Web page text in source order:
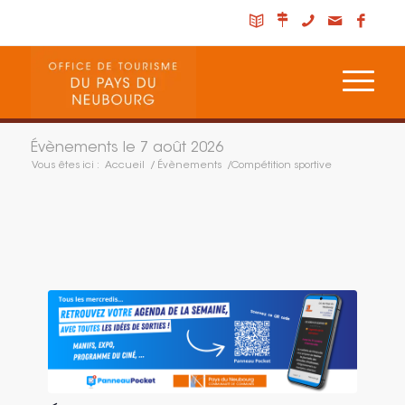
Évènements le 7 août 2026
Vous êtes ici : Accueil / Évènements /Compétition sportive